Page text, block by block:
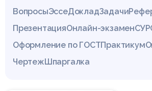
ВопросыЭссеДокладЗадачи
ПрезентацияОнлайн-экзамен
Оформление по ГОСТПрактикум
ЧертежШпаргалка